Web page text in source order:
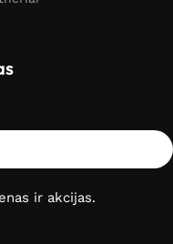
ir akcijas.